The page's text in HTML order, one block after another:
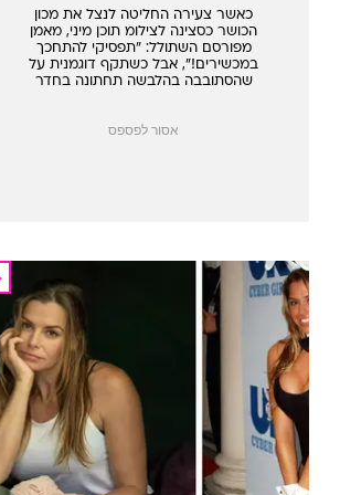
בחדר הכושר
כאשר צעירה החליטה לנצל את מכון
הכושר כסצינה לצילומ תוכן מיני, מאמן
מפורסם השתולל: "תפסיקי להתחכך
במכשירים!", אבל כשתקף דוגמנית על
שהסתובבה בהלבשה תחתונה בחדר
אסור לפספס